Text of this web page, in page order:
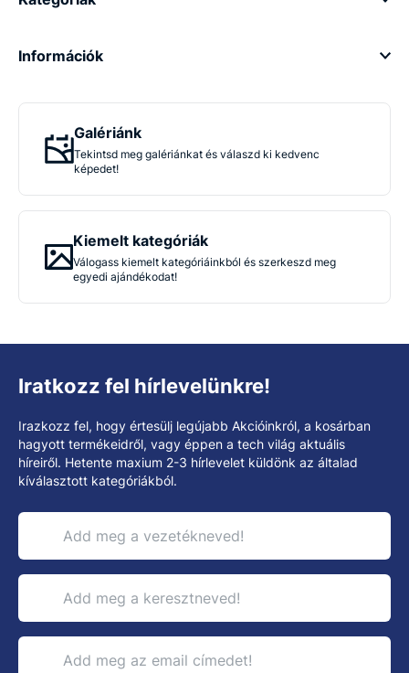
Információk
Galériánk
Tekintsd meg galériánkat és válaszd ki kedvenc
képedet!
Kiemelt kategóriák
Válogass kiemelt kategóriáinkból és szerkeszd meg
egyedi ajándékodat!
Iratkozz fel hírlevelünkre!
Irazkozz fel, hogy értesülj legújabb Akcióinkról, a kosárban
hagyott termékeidről, vagy éppen a tech világ aktuális
híreiről. Hetente maxium 2-3 hírlevelet küldönk az általad
kíválasztott kategóriákból.